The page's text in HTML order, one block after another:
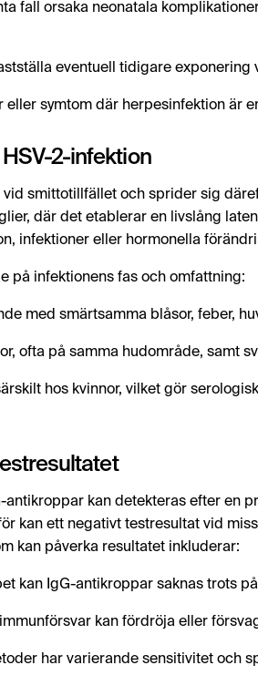
fall orsaka neonatala
eventuell tidigare exponering
eller symtom där herpesinfektion är
2-infektion
smittotillfället och sprider sig
där det etablerar en livslång
infektioner eller hormonella
på infektionens fas och omfattning:
med smärtsamma blåsor, feber,
ofta på samma hudområde, samt
hos kvinnor, vilket gör
antikroppar kan detekteras efter en
kan ett negativt testresultat vid
kan påverka resultatet inkluderar:
kan IgG-antikroppar saknas trots
kan fördröja eller
har varierande sensitivitet och